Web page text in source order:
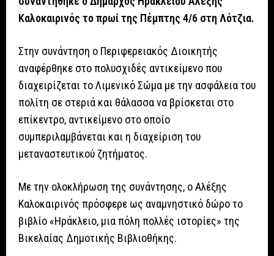
Καλοκαιρινός το πρωί της Πέμπτης 4/6 στη Λότζια.
Στην συνάντηση ο Περιφερειακός Διοικητής
αναφέρθηκε στο πολυσχιδές αντικείμενο που
διαχειρίζεται το Λιμενικό Σώμα με την ασφάλεια του
πολίτη σε στεριά και θάλασσα να βρίσκεται στο
επίκεντρο, αντικείμενο στο οποίο
συμπεριλαμβάνεται και η διαχείριση του
μεταναστευτικού ζητήματος.
Με την ολοκλήρωση της συνάντησης, ο Αλέξης
Καλοκαιρινός πρόσφερε ως αναμνηστικό δώρο το
βιβλίο «Ηράκλειο, μια πόλη πολλές ιστορίες» της
Βικελαίας Δημοτικής Βιβλιοθήκης.